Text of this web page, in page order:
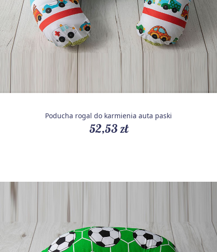
Poducha rogal do karmienia auta paski
52,53 zł